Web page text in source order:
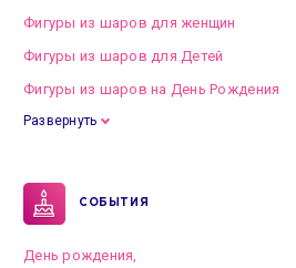
Фигуры из шаров для женщин
Фигуры из шаров для Детей
Фигуры из шаров на День Рождения
Развернуть
СОБЫТИЯ
День рождения,